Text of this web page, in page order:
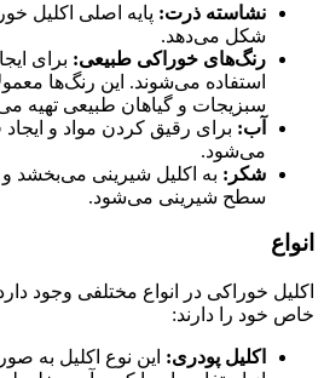
نشاسته ذرت: پایه اصلی اکلیل
شکل می‌دهد.
رنگ‌های خوراکی طبیعی: برای
استفاده می‌شوند. این رنگ‌ها
سبزیجات و گیاهان طبیعی تهیه
آب: برای رقیق کردن مواد و
می‌شود.
شکر: به اکلیل شیرینی می‌بخشد
سطح شیرینی می‌شود.
انواع
اکلیل خوراکی در انواع مختلفی وجود
خاص خود را دارند:
اکلیل پودری: این نوع اکلیل به